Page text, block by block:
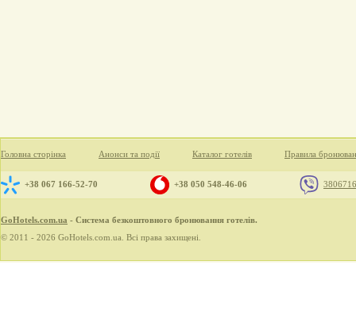
Головна сторінка Анонси та події Каталог готелів Правила
+38 067 166-52-70 +38 050 548-46-06
GoHotels.com.ua - Система безкоштовного бронювання готелів.
© 2011 - 2026 GoHotels.com.ua. Всі права захищені.